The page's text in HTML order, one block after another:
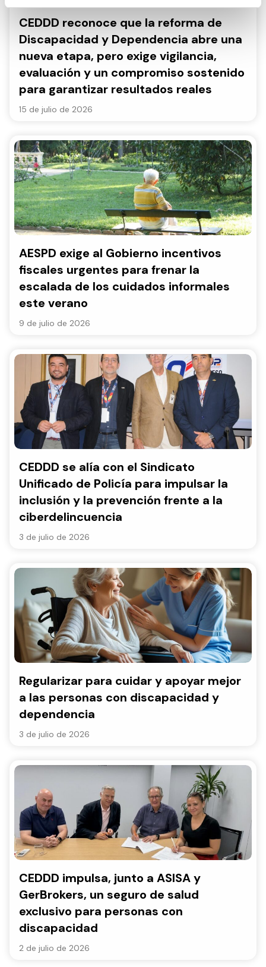
CEDDD reconoce que la reforma de
Discapacidad y Dependencia abre una
nueva etapa, pero exige vigilancia,
evaluación y un compromiso sostenido
para garantizar resultados reales
15 de julio de 2026
AESPD exige al Gobierno incentivos
fiscales urgentes para frenar la
escalada de los cuidados informales
este verano
9 de julio de 2026
CEDDD se alía con el Sindicato
Unificado de Policía para impulsar la
inclusión y la prevención frente a la
ciberdelincuencia
3 de julio de 2026
Regularizar para cuidar y apoyar mejor
a las personas con discapacidad y
dependencia
3 de julio de 2026
CEDDD impulsa, junto a ASISA y
GerBrokers, un seguro de salud
exclusivo para personas con
discapacidad
2 de julio de 2026